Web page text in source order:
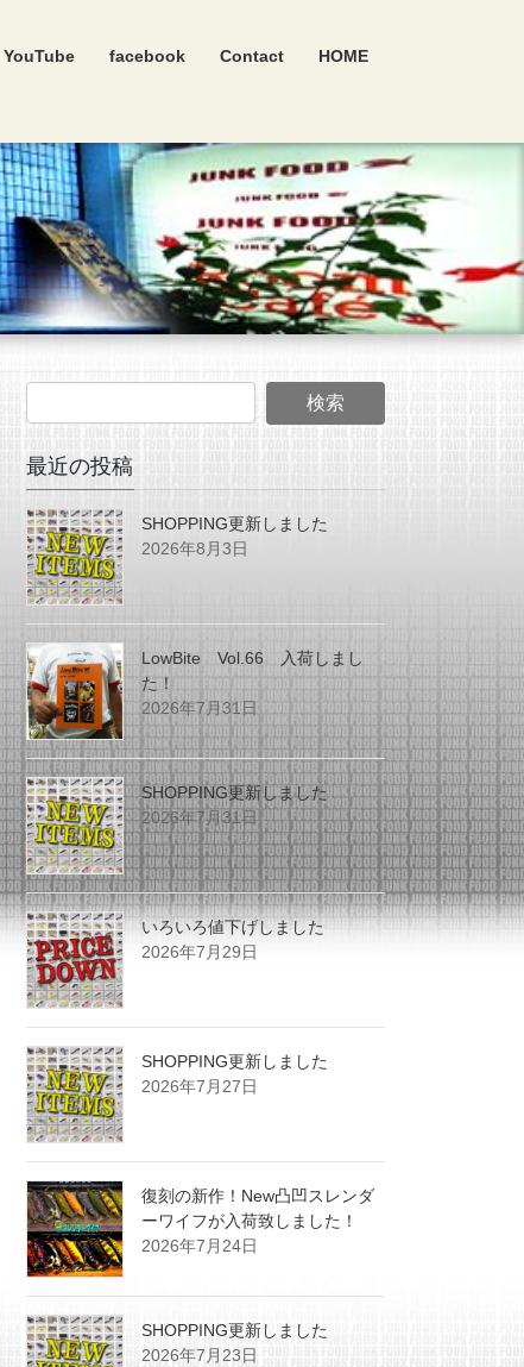
YouTube facebook Contact HOME
最近の投稿
SHOPPING更新しました
2026年8月3日
LowBite Vol.66 入荷しまし
た！
2026年7月31日
SHOPPING更新しました
2026年7月31日
いろいろ値下げしました
2026年7月29日
SHOPPING更新しました
2026年7月27日
復刻の新作！New凸凹スレンダ
ーワイフが入荷致しました！
2026年7月24日
SHOPPING更新しました
2026年7月23日